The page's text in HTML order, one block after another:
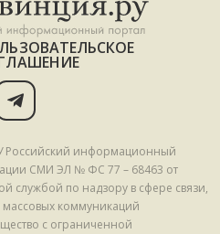
Российский информационный
СМИ ЭЛ № ФС 77 – 68463 от
службой по надзору в сфере связи,
коммуникаций
с ограниченной